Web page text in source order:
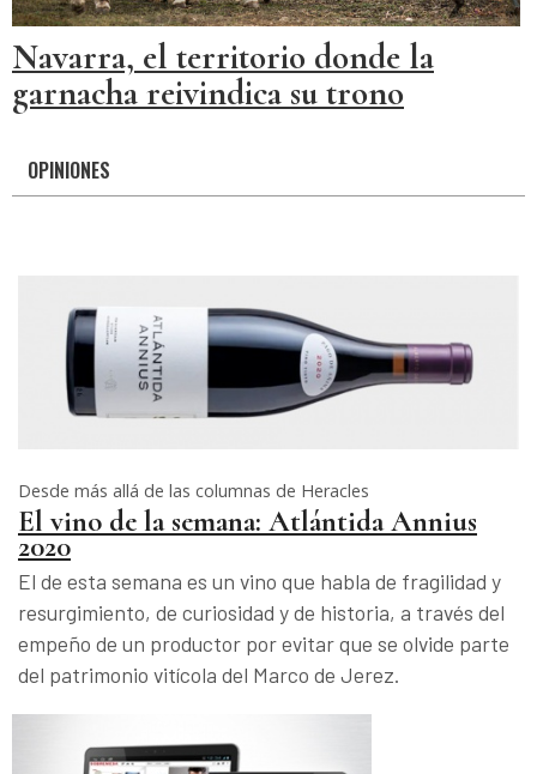
Navarra, el territorio donde la
garnacha reivindica su trono
OPINIONES
Desde más allá de las columnas de Heracles
El vino de la semana: Atlántida Annius
2020
El de esta semana es un vino que habla de fragilidad y
resurgimiento, de curiosidad y de historia, a través del
empeño de un productor por evitar que se olvide parte
del patrimonio vitícola del Marco de Jerez.